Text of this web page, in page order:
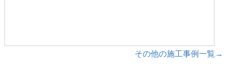
その他の施工事例一覧→